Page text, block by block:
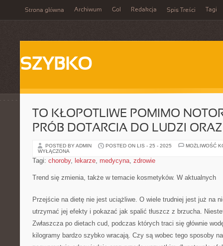
Strona główna Archiwum Gol Redakcja Spis Treści Tagi
SZYBKO
TO KŁOPOTLIWE POMIMO
PRÓB DOTARCIA DO LUDZI ORAZ
POSTED BY ADMIN POSTED ON LIS - 25 - 2025
MOŻLIWOŚĆ
WYŁĄCZONA
Tagi: choroby, lekarze, medycyna, zdrowie
Trend się zmienia, także w temacie kosmetyków. W aktualnych
Przejście na dietę nie jest uciążliwe. O wiele trudniej jest już na
utrzymać jej efekty i pokazać jak spalić tłuszcz z brzucha.
Zwłaszcza po dietach cud, podczas których traci się głównie
kilogramy bardzo szybko wracają. Czy są wobec tego sposoby